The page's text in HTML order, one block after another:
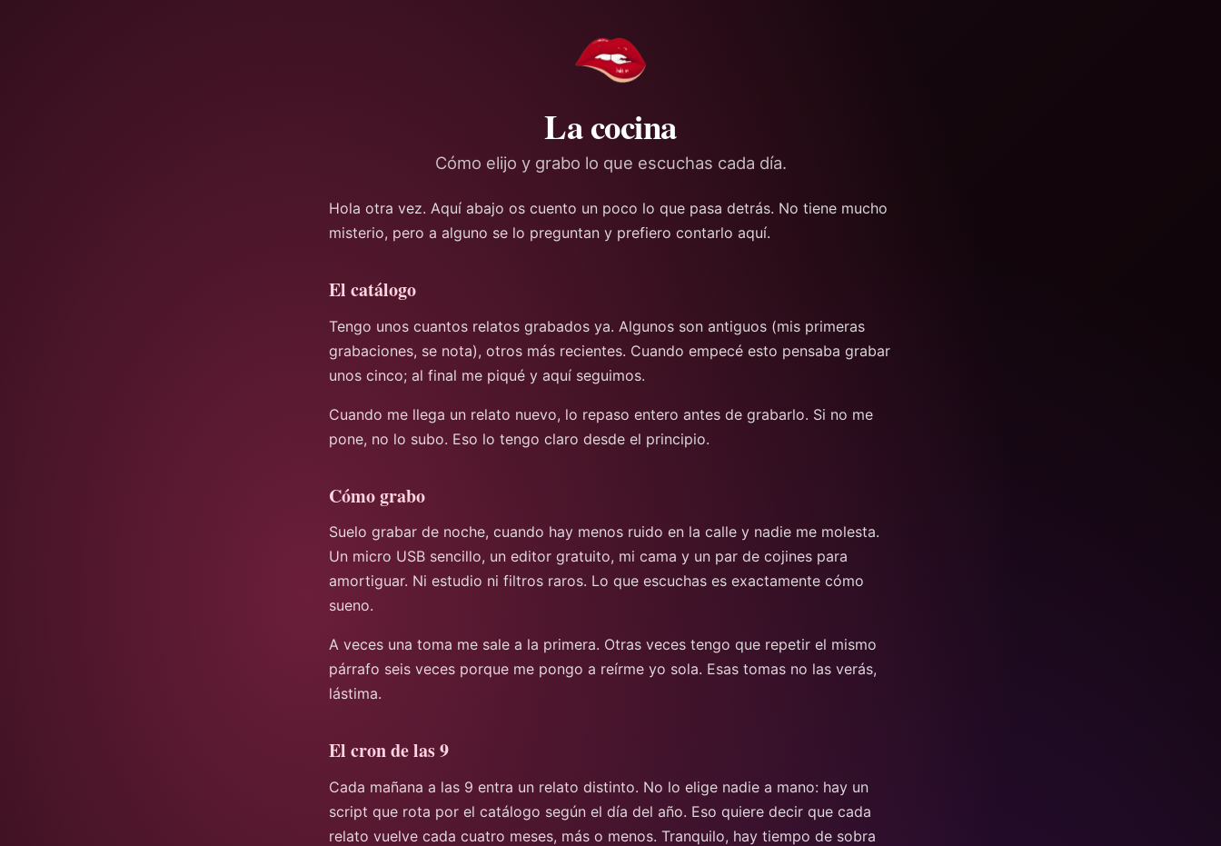
La cocina
Cómo elijo y grabo lo que escuchas cada día.
Hola otra vez. Aquí abajo os cuento un poco lo que pasa detrás. No tiene mucho
misterio, pero a alguno se lo preguntan y prefiero contarlo aquí.
El catálogo
Tengo unos cuantos relatos grabados ya. Algunos son antiguos (mis primeras
grabaciones, se nota), otros más recientes. Cuando empecé esto pensaba grabar
unos cinco; al final me piqué y aquí seguimos.
Cuando me llega un relato nuevo, lo repaso entero antes de grabarlo. Si no me
pone, no lo subo. Eso lo tengo claro desde el principio.
Cómo grabo
Suelo grabar de noche, cuando hay menos ruido en la calle y nadie me molesta.
Un micro USB sencillo, un editor gratuito, mi cama y un par de cojines para
amortiguar. Ni estudio ni filtros raros. Lo que escuchas es exactamente cómo
sueno.
A veces una toma me sale a la primera. Otras veces tengo que repetir el mismo
párrafo seis veces porque me pongo a reírme yo sola. Esas tomas no las verás,
lástima.
El cron de las 9
Cada mañana a las 9 entra un relato distinto. No lo elige nadie a mano: hay un
script que rota por el catálogo según el día del año. Eso quiere decir que cada
relato vuelve cada cuatro meses, más o menos. Tranquilo, hay tiempo de sobra